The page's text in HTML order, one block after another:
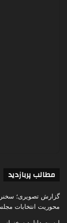
مطالب پربازدید
گزارش تصویری؛
محوریت انتخابات